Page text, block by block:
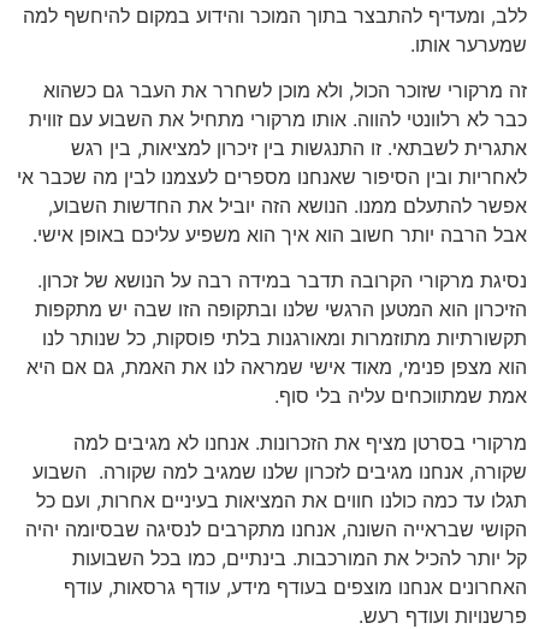
ללב, ומעדיף להתבצר בתוך המוכר והידוע במקום להיחשף למה
שמערער אותו.
זה מרקורי שזוכר הכול, ולא מוכן לשחרר את העבר גם כשהוא
כבר לא רלוונטי להווה. אותו מרקורי מתחיל את השבוע עם זווית
אתגרית לשבתאי. זו התנגשות בין זיכרון למציאות, בין רגש
לאחריות ובין הסיפור שאנחנו מספרים לעצמנו לבין מה שכבר אי
אפשר להתעלם ממנו. הנושא הזה יוביל את החדשות השבוע,
אבל הרבה יותר חשוב הוא איך הוא משפיע עליכם באופן אישי.
נסיגת מרקורי הקרובה תדבר במידה רבה על הנושא של זכרון.
הזיכרון הוא המטען הרגשי שלנו ובתקופה הזו שבה יש מתקפות
תקשורתיות מתוזמרות ומאורגנות בלתי פוסקות, כל שנותר לנו
הוא מצפן פנימי, מאוד אישי שמראה לנו את האמת, גם אם היא
אמת שמתווכחים עליה בלי סוף.
מרקורי בסרטן מציף את הזכרונות. אנחנו לא מגיבים למה
שקורה, אנחנו מגיבים לזכרון שלנו שמגיב למה שקורה. השבוע
תגלו עד כמה כולנו חווים את המציאות בעיניים אחרות, ועם כל
הקושי שבראייה השונה, אנחנו מתקרבים לנסיגה שבסיומה יהיה
קל יותר להכיל את המורכבות. בינתיים, כמו בכל השבועות
האחרונים אנחנו מוצפים בעודף מידע, עודף גרסאות, עודף
פרשנויות ועודף רעש.